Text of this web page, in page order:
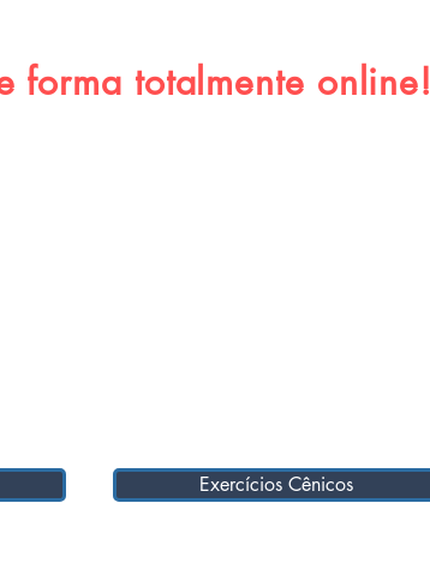
forma totalmente online!
Exercícios Cênicos